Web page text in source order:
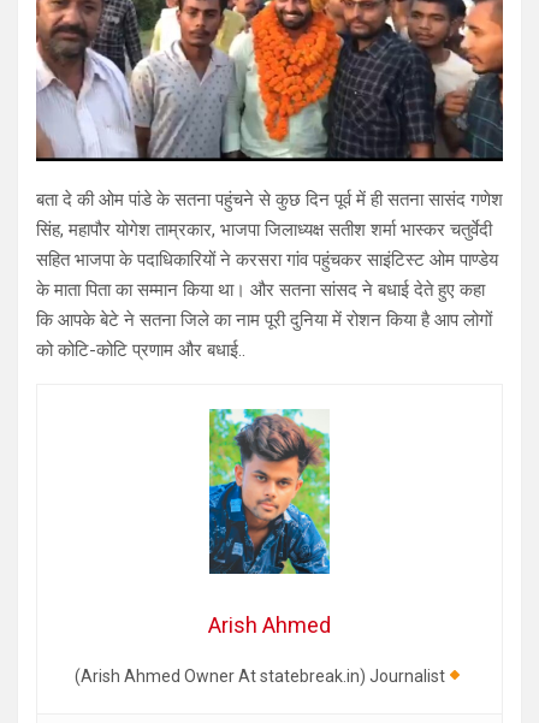
बता दे की ओम पांडे के सतना पहुंचने से कुछ दिन पूर्व में ही सतना सासंद गणेश
सिंह, महापौर योगेश ताम्रकार, भाजपा जिलाध्यक्ष सतीश शर्मा भास्कर चतुर्वेदी
सहित भाजपा के पदाधिकारियों ने करसरा गांव पहुंचकर साइंटिस्ट ओम पाण्डेय
के माता पिता का सम्मान किया था। और सतना सांसद ने बधाई देते हुए कहा
कि आपके बेटे ने सतना जिले का नाम पूरी दुनिया में रोशन किया है आप लोगों
को कोटि-कोटि प्रणाम और बधाई..
Arish Ahmed
(Arish Ahmed Owner At statebreak.in) Journalist